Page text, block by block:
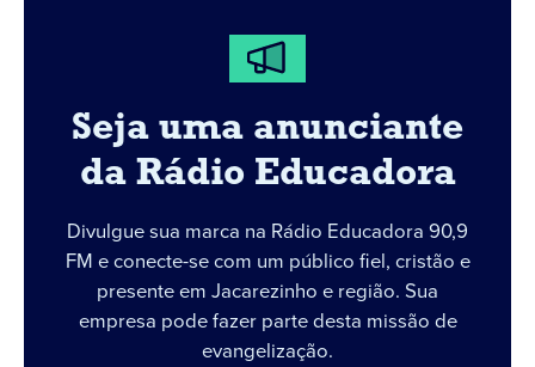
Seja uma anunciante
da Rádio Educadora
Divulgue sua marca na Rádio Educadora 90,9
FM e conecte-se com um público fiel, cristão e
presente em Jacarezinho e região. Sua
empresa pode fazer parte desta missão de
evangelização.